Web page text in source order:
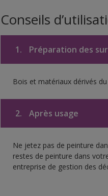
Conseils
1. Préparation des
Bois et matériaux dérivés
2. Après usage
Ne jetez pas de peinture
restes de peinture dans
entreprise de gestion des